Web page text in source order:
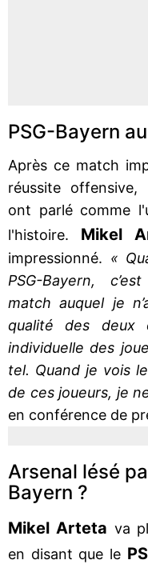
PSG-Bayern
Après ce match
réussite offensive,
ont parlé comme
l'histoire. Mikel
impressionné. «
PSG-Bayern,
match auquel je
qualité des deux
individuelle des
tel. Quand je vois
de ces joueurs, je
en conférence de
Arsenal lésé
Bayern ?
Mikel Arteta va
en disant que le